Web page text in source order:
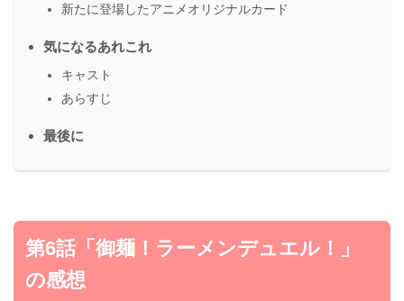
新たに登場したアニメオリジナルカード
気になるあれこれ
キャスト
あらすじ
最後に
第6話「御麺！ラーメンデュエル！」
の感想